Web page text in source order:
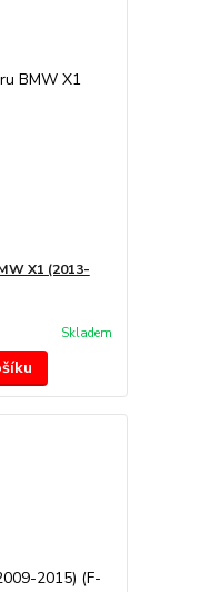
X1 (2013-
Skladem